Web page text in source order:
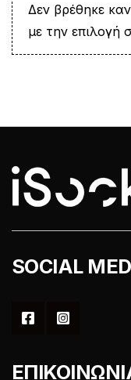
Δεν βρέθηκε
με την επιλογή
SOCIAL